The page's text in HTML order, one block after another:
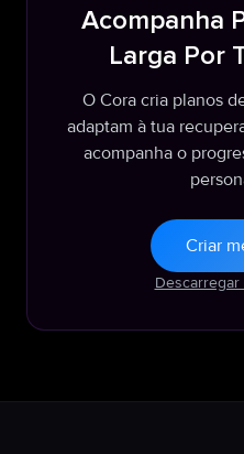
Acompanha
Larga Por
O Cora cria planos
adaptam à tua
acompanha o
Criar
Descarregar